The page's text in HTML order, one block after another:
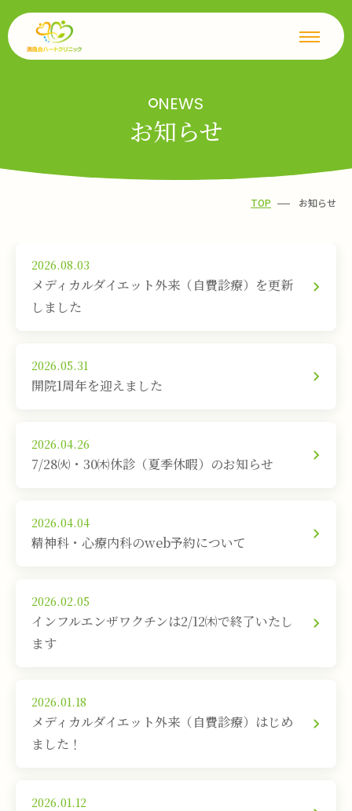
NEWS
お知らせ
TOP お知らせ
2026.08.03
メディカルダイエット外来（自費診療）を更新
しました
2026.05.31
開院1周年を迎えました
2026.04.26
7/28㈫・30㈭休診（夏季休暇）のお知らせ
2026.04.04
精神科・心療内科のweb予約について
2026.02.05
インフルエンザワクチンは2/12㈭で終了いたし
ます
2026.01.18
メディカルダイエット外来（自費診療）はじめ
ました！
2026.01.12